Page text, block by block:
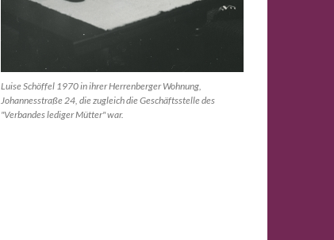
Luise Schöffel 1970 in ihrer Herrenberger Wohnung,
Johannesstraße 24, die zugleich die Geschäftsstelle des
"Verbandes lediger Mütter" war.